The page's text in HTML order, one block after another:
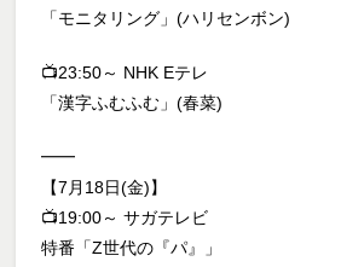
「モニタリング」(ハリセンボン)
📺23:50～ NHK Eテレ
「漢字ふむふむ」(春菜)
━━
【7月18日(金)】
📺19:00～ サガテレビ
特番「Z世代の『パ』」